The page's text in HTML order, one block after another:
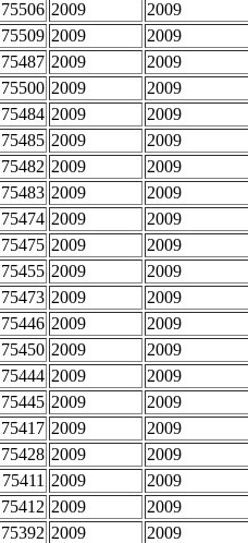
75506 2009
2009
75509 2009
2009
75487 2009
2009
75500 2009
2009
75484 2009
2009
75485 2009
2009
75482 2009
2009
75483 2009
2009
75474 2009
2009
75475 2009
2009
75455 2009
2009
75473 2009
2009
75446 2009
2009
75450 2009
2009
75444 2009
2009
75445 2009
2009
75417 2009
2009
75428 2009
2009
75411 2009
2009
75412 2009
2009
75392 2009
2009